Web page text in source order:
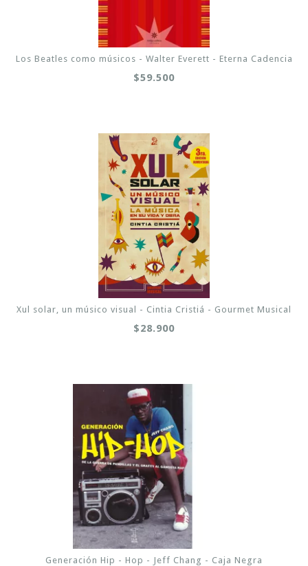
Los Beatles como músicos - Walter Everett - Eterna Cadencia
$59.500
Xul solar, un músico visual - Cintia Cristiá - Gourmet Musical
$28.900
Generación Hip - Hop - Jeff Chang - Caja Negra